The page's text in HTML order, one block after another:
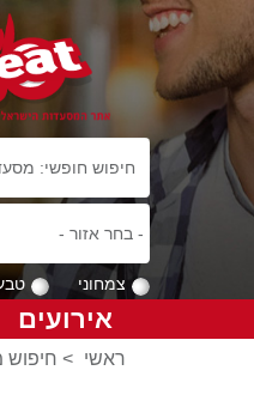
צמחוני
אירועים
ראשי > חיפוש